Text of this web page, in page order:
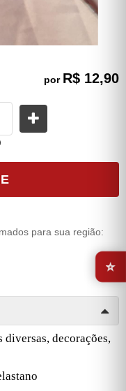
por R$ 12,90
para sua região:
diversas, decorações,
⭐